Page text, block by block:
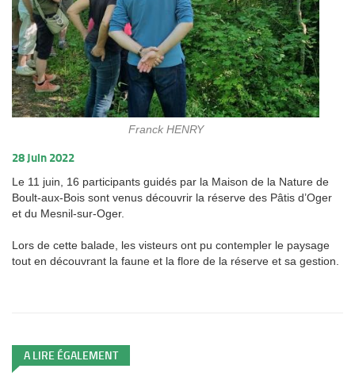
Franck HENRY
28 Juin 2022
Le 11 juin, 16 participants guidés par la Maison de la Nature de
Boult-aux-Bois sont venus découvrir la réserve des Pâtis d’Oger
et du Mesnil-sur-Oger.
Lors de cette balade, les visteurs ont pu contempler le paysage
tout en découvrant la faune et la flore de la réserve et sa gestion.
A LIRE ÉGALEMENT